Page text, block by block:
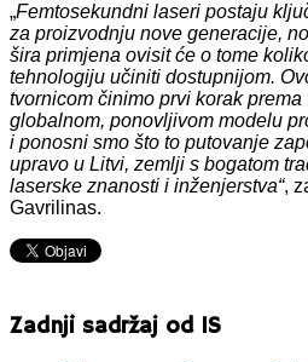
„Femtosekundni laseri postaju
za proizvodnju nove generacije,
šira primjena ovisit će o tome
tehnologiju učiniti dostupnijom.
tvornicom činimo prvi korak prema
globalnom, ponovljivom modelu
i ponosni smo što to putovanje
upravo u Litvi, zemlji s bogatom
laserske znanosti i inženjerstva“,
Gavrilinas.
Zadnji sadržaj od IS